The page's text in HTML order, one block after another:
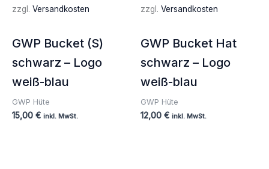
zzgl. Versandkosten
GWP Bucket (S)
schwarz – Logo
weiß-blau
GWP Hüte
15,00 € inkl. MwSt.
zzgl. Versandkosten
GWP Bucket Hat
schwarz – Logo
weiß-blau
GWP Hüte
12,00 € inkl. MwSt.